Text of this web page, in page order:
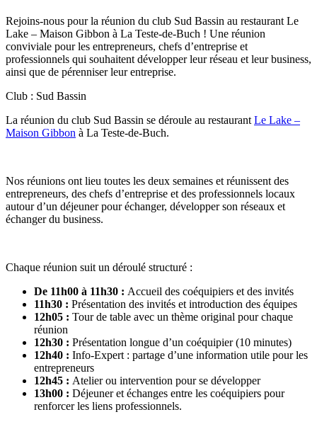
Rejoins-nous pour la réunion du club Sud Bassin au restaurant Le
Lake – Maison Gibbon à La Teste-de-Buch ! Une réunion
conviviale pour les entrepreneurs, chefs d’entreprise et
professionnels qui souhaitent développer leur réseau et leur business,
ainsi que de pérenniser leur entreprise.
Club : Sud Bassin
La réunion du club Sud Bassin se déroule au restaurant Le Lake –
Maison Gibbon à La Teste-de-Buch.
Nos réunions ont lieu toutes les deux semaines et réunissent des
entrepreneurs, des chefs d’entreprise et des professionnels locaux
autour d’un déjeuner pour échanger, développer son réseaux et
échanger du business.
Chaque réunion suit un déroulé structuré :
De 11h00 à 11h30 : Accueil des coéquipiers et des invités
11h30 : Présentation des invités et introduction des équipes
12h05 : Tour de table avec un thème original pour chaque
réunion
12h30 : Présentation longue d’un coéquipier (10 minutes)
12h40 : Info-Expert : partage d’une information utile pour les
entrepreneurs
12h45 : Atelier ou intervention pour se développer
13h00 : Déjeuner et échanges entre les coéquipiers pour
renforcer les liens professionnels.